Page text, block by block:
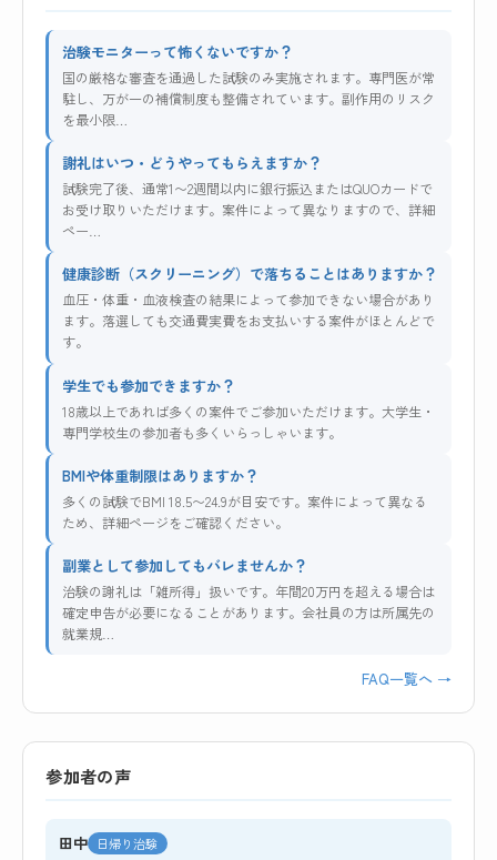
治験モニターって怖くないですか？
国の厳格な審査を通過した試験のみ実施されます。専門医が常
駐し、万が一の補償制度も整備されています。副作用のリスク
を最小限…
謝礼はいつ・どうやってもらえますか？
試験完了後、通常1〜2週間以内に銀行振込またはQUOカードで
お受け取りいただけます。案件によって異なりますので、詳細
ペー…
健康診断（スクリーニング）で落ちることはありますか？
血圧・体重・血液検査の結果によって参加できない場合があり
ます。落選しても交通費実費をお支払いする案件がほとんどで
す。
学生でも参加できますか？
18歳以上であれば多くの案件でご参加いただけます。大学生・
専門学校生の参加者も多くいらっしゃいます。
BMIや体重制限はありますか？
多くの試験でBMI 18.5〜24.9が目安です。案件によって異なる
ため、詳細ページをご確認ください。
副業として参加してもバレませんか？
治験の謝礼は「雑所得」扱いです。年間20万円を超える場合は
確定申告が必要になることがあります。会社員の方は所属先の
就業規…
FAQ一覧へ →
参加者の声
田中 日帰り治験